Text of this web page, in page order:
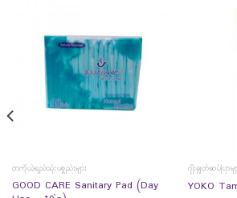
တကိုယ်ရည်သုံးပစ္စည်းများ
GOOD CARE Sanitary Pad (Day
ဂျီးချွတ်ဆပ်ပြာမျ
YOKO